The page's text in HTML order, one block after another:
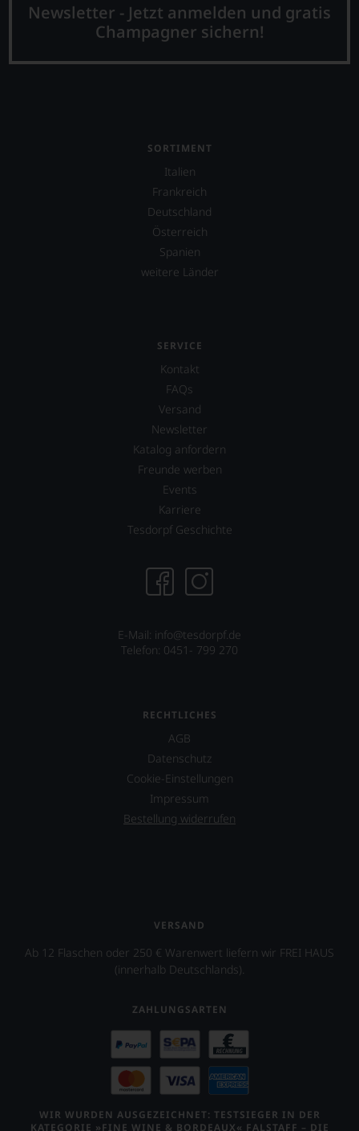
Newsletter - Jetzt anmelden und gratis
Champagner sichern!
SORTIMENT
Italien
Frankreich
Deutschland
Österreich
Spanien
weitere Länder
SERVICE
Kontakt
FAQs
Versand
Newsletter
Katalog anfordern
Freunde werben
Events
Karriere
Tesdorpf Geschichte
E-Mail: info@tesdorpf.de
Telefon: 0451- 799 270
RECHTLICHES
AGB
Datenschutz
Cookie-Einstellungen
Impressum
Bestellung widerrufen
VERSAND
Ab 12 Flaschen oder 250 € Warenwert liefern wir FREI HAUS
(innerhalb Deutschlands).
ZAHLUNGSARTEN
WIR WURDEN AUSGEZEICHNET: TESTSIEGER IN DER
KATEGORIE »FINE WINE & BORDEAUX« FALSTAFF – DIE